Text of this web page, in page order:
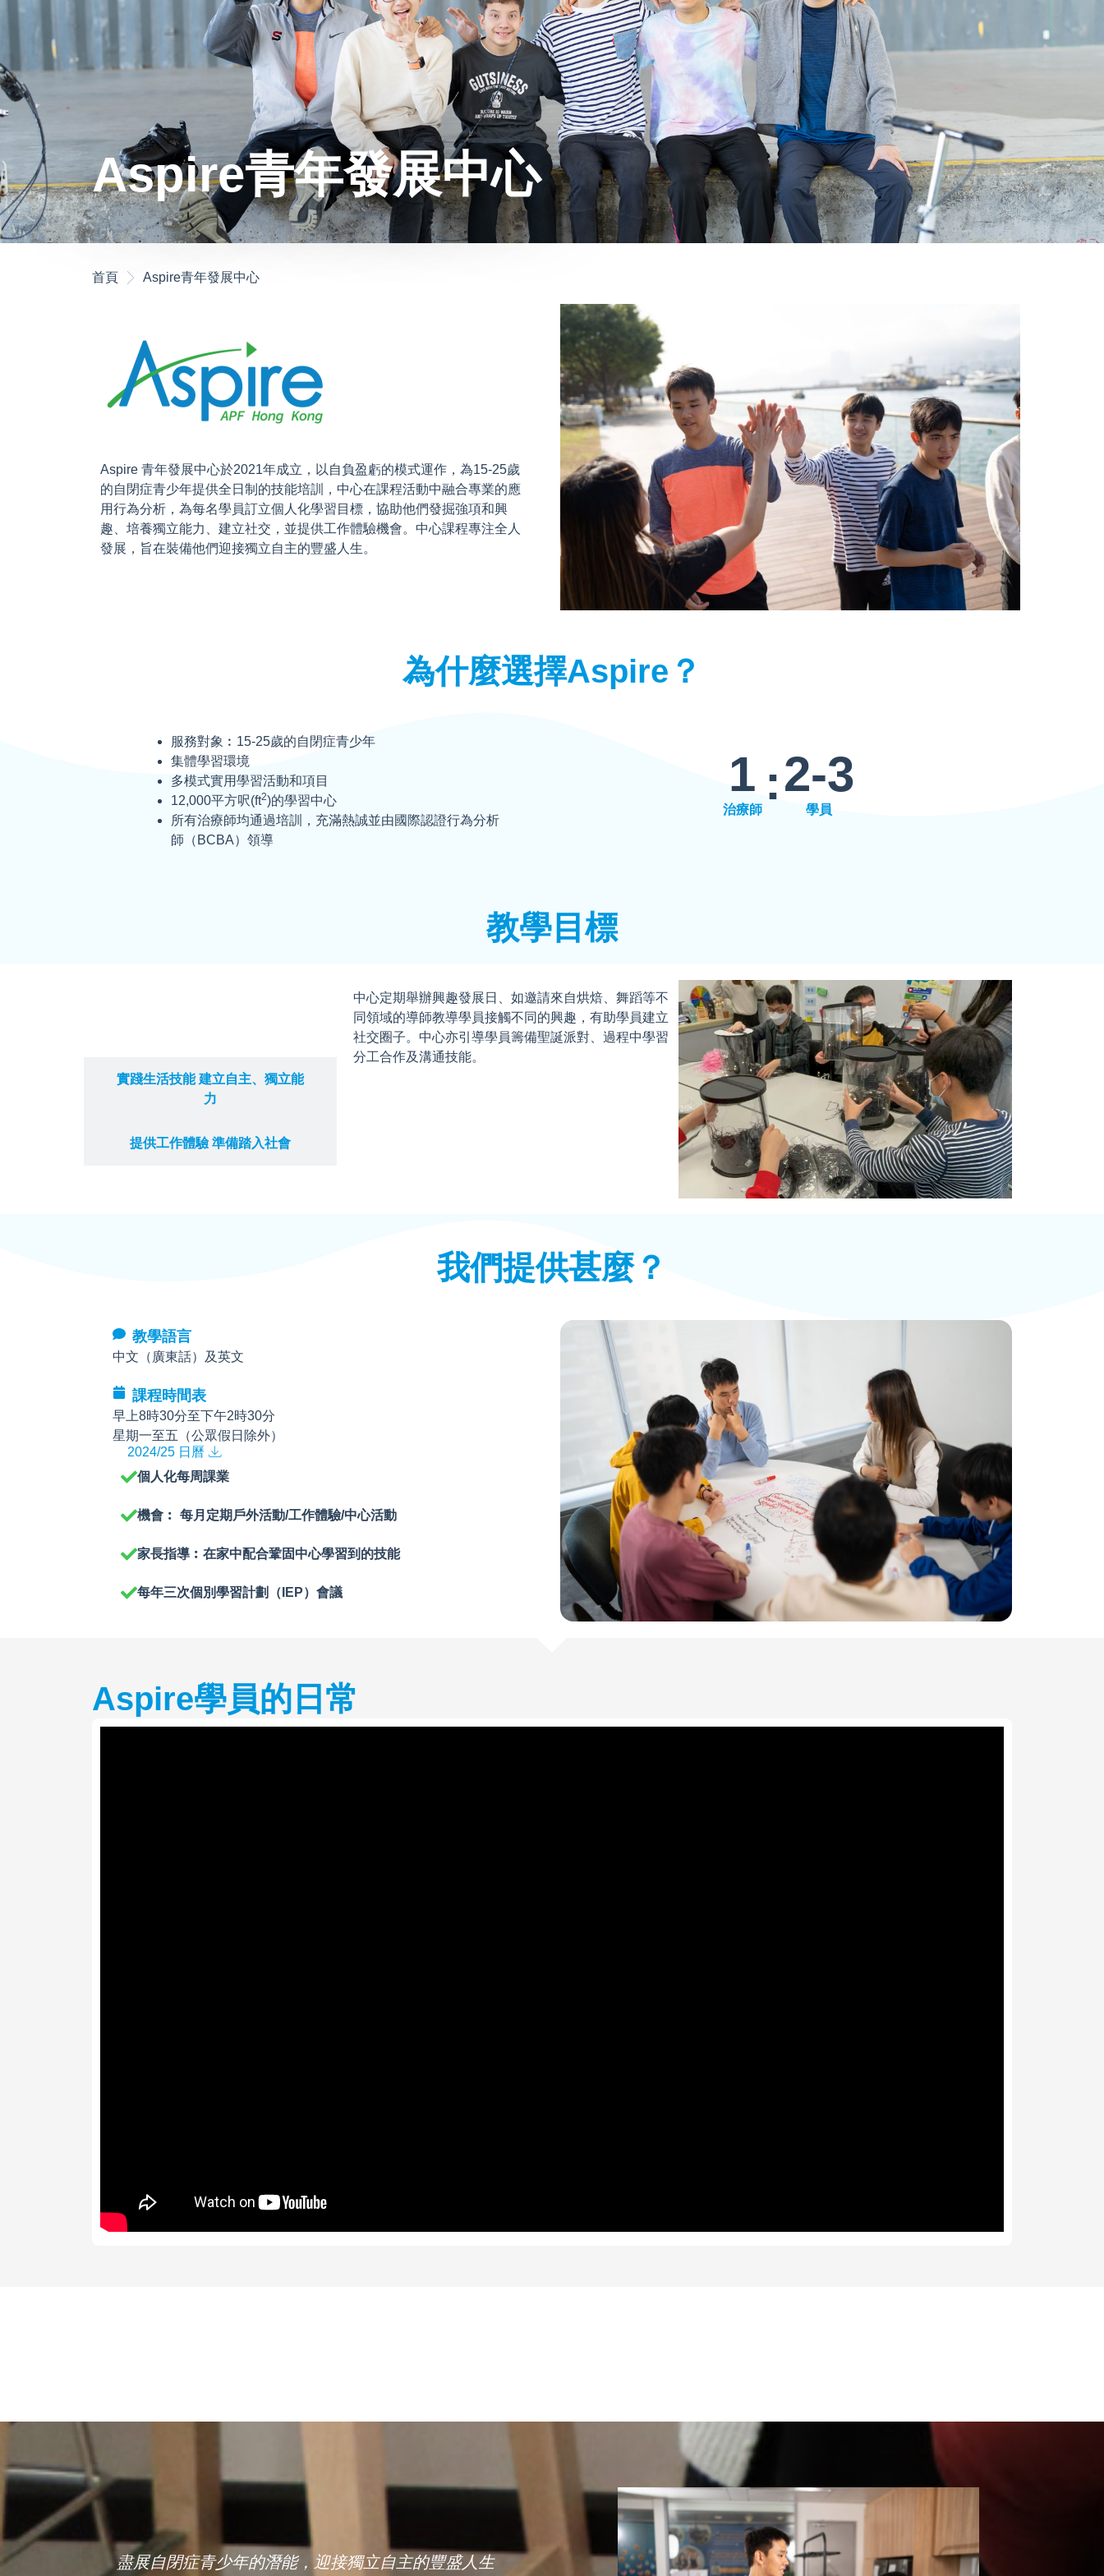
Aspire青年發展中心
首頁 Aspire青年發展中心
Aspire 青年發展中心於2021年成立，以自負盈虧的模式運作，為15-25歲
的自閉症青少年提供全日制的技能培訓，中心在課程活動中融合專業的應
用行為分析，為每名學員訂立個人化學習目標，協助他們發掘強項和興
趣、培養獨立能力、建立社交，並提供工作體驗機會。中心課程專注全人
發展，旨在裝備他們迎接獨立自主的豐盛人生。
為什麼選擇Aspire？
服務對象︰15-25歲的自閉症青少年
集體學習環境
多模式實用學習活動和項目
12,000平方呎(ft2)的學習中心
所有治療師均通過培訓，充滿熱誠並由國際認證行為分析
師（BCBA）領導
治療師
1 : 學員
2-3
教學目標
實踐生活技能 建立自主、獨立能
力
提供工作體驗 準備踏入社會
中心定期舉辦興趣發展日、如邀請來自烘焙、舞蹈等不
同領域的導師教導學員接觸不同的興趣，有助學員建立
社交圈子。中心亦引導學員籌備聖誕派對、過程中學習
分工合作及溝通技能。
我們提供甚麼？
教學語言
中文（廣東話）及英文
課程時間表
早上8時30分至下午2時30分
星期一至五（公眾假日除外）
2024/25 日曆
個人化每周課業
機會︰ 每月定期戶外活動/工作體驗/中心活動
家長指導︰在家中配合鞏固中心學習到的技能
每年三次個別學習計劃（IEP）會議
Aspire學員的日常
盡展自閉症青少年的潛能，迎接獨立自主的豐盛人生